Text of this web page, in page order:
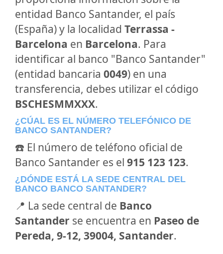
entidad Banco Santander, el país
(España) y la localidad Terrassa -
Barcelona en Barcelona. Para
identificar al banco "Banco Santander"
(entidad bancaria 0049) en una
transferencia, debes utilizar el código
BSCHESMMXXX.
¿CÚAL ES EL NÚMERO TELEFÓNICO DE
BANCO SANTANDER?
☎️ El número de teléfono oficial de
Banco Santander es el 915 123 123.
¿DÓNDE ESTÁ LA SEDE CENTRAL DEL
BANCO BANCO SANTANDER?
📍 La sede central de Banco
Santander se encuentra en Paseo de
Pereda, 9-12, 39004, Santander.